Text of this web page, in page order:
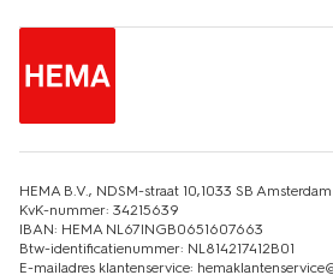
HEMA B.V., NDSM-straat 10,1033 SB Amsterdam
KvK-nummer: 34215639
IBAN: HEMA NL67INGB0651607663
Btw-identificatienummer: NL814217412B01
E-mailadres klantenservice: